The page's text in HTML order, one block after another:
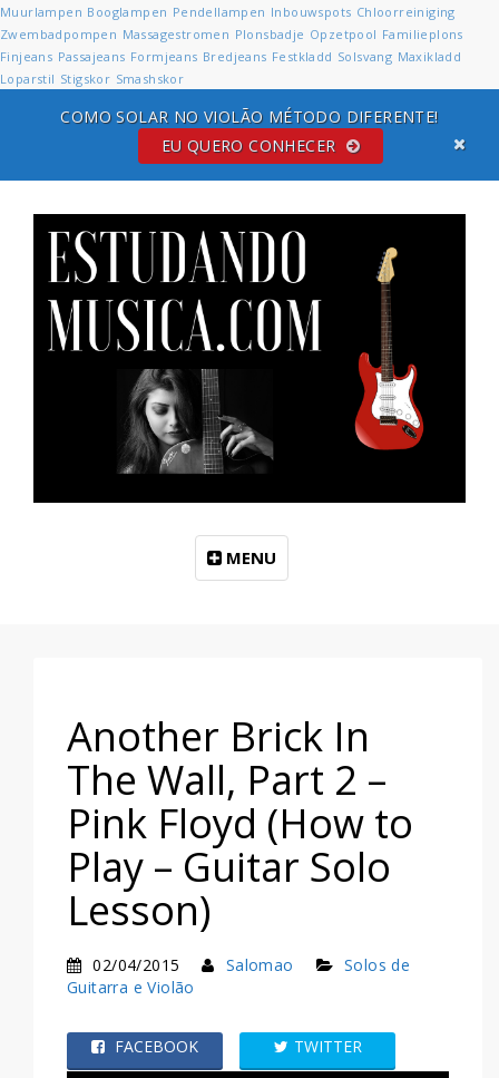
Muurlampen Booglampen Pendellampen Inbouwspots Chloorreiniging
Zwembadpompen Massagestromen Plonsbadje Opzetpool Familieplons
Finjeans Passajeans Formjeans Bredjeans Festkladd Solsvang Maxikladd
Loparstil Stigskor Smashskor
EU QUERO CONHECER
MENU
Another Brick In
The Wall, Part 2 –
Pink Floyd (How to
Play – Guitar Solo
Lesson)
02/04/2015 Salomao
Solos de
Guitarra e Violão
FACEBOOK TWITTER